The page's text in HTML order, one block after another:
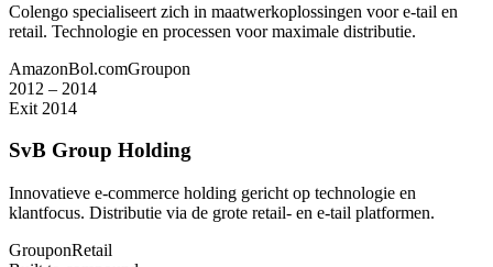
Colengo specialiseert zich in maatwerkoplossingen voor e-tail en
retail. Technologie en processen voor maximale distributie.
AmazonBol.comGroupon
2012 – 2014
Exit 2014
SvB Group Holding
Innovatieve e-commerce holding gericht op technologie en
klantfocus. Distributie via de grote retail- en e-tail platformen.
GrouponRetail